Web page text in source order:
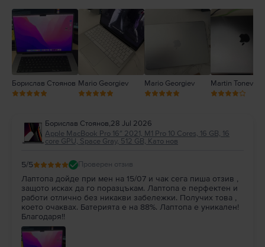
Борислав Стоянов Mario Georgiev Mario Georgiev Martin Tonev
Борислав Стоянов,28 Jul 2026
Apple MacBook Pro 16″ 2021, M1 Pro 10 Cores, 16 GB, 16
core GPU, Space Gray, 512 GB, Като нов
5/5 Проверен отзив
Лаптопа дойде при мен на 15/07 и чак сега пиша отзив ,
защото исках да го поразцъкам. Лаптопа е перфектен и
работи отлично без никакви забележки. Получих това ,
което очаквах. Батерията е на 88%. Лаптопа е уникален!
Благодаря!!